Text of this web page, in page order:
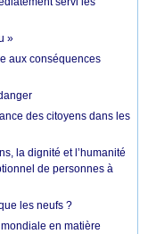
»
aux conséquences
des citoyens dans les
la dignité et l’humanité
de personnes à
les neufs ?
en matière